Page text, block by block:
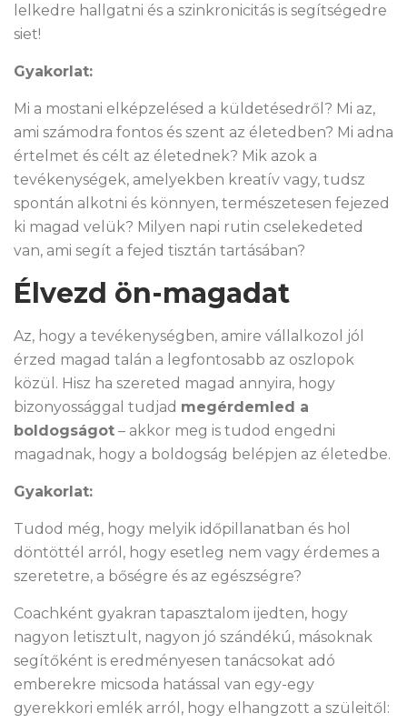
lelkedre hallgatni és a szinkronicitás is segítségedre
siet!
Gyakorlat:
Mi a mostani elképzelésed a küldetésedről? Mi az,
ami számodra fontos és szent az életedben? Mi adna
értelmet és célt az életednek? Mik azok a
tevékenységek, amelyekben kreatív vagy, tudsz
spontán alkotni és könnyen, természetesen fejezed
ki magad velük? Milyen napi rutin cselekedeted
van, ami segít a fejed tisztán tartásában?
Élvezd ön-magadat
Az, hogy a tevékenységben, amire vállalkozol jól
érzed magad talán a legfontosabb az oszlopok
közül. Hisz ha szereted magad annyira, hogy
bizonyossággal tudjad megérdemled a
boldogságot – akkor meg is tudod engedni
magadnak, hogy a boldogság belépjen az életedbe.
Gyakorlat:
Tudod még, hogy melyik időpillanatban és hol
döntöttél arról, hogy esetleg nem vagy érdemes a
szeretetre, a bőségre és az egészségre?
Coachként gyakran tapasztalom ijedten, hogy
nagyon letisztult, nagyon jó szándékú, másoknak
segítőként is eredményesen tanácsokat adó
emberekre micsoda hatással van egy-egy
gyerekkori emlék arról, hogy elhangzott a szüleitől: